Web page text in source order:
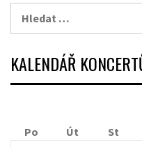
KALENDÁŘ
Po
Út St